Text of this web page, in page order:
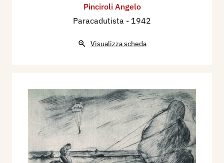
Pinciroli Angelo
Paracadutista - 1942
Visualizza scheda